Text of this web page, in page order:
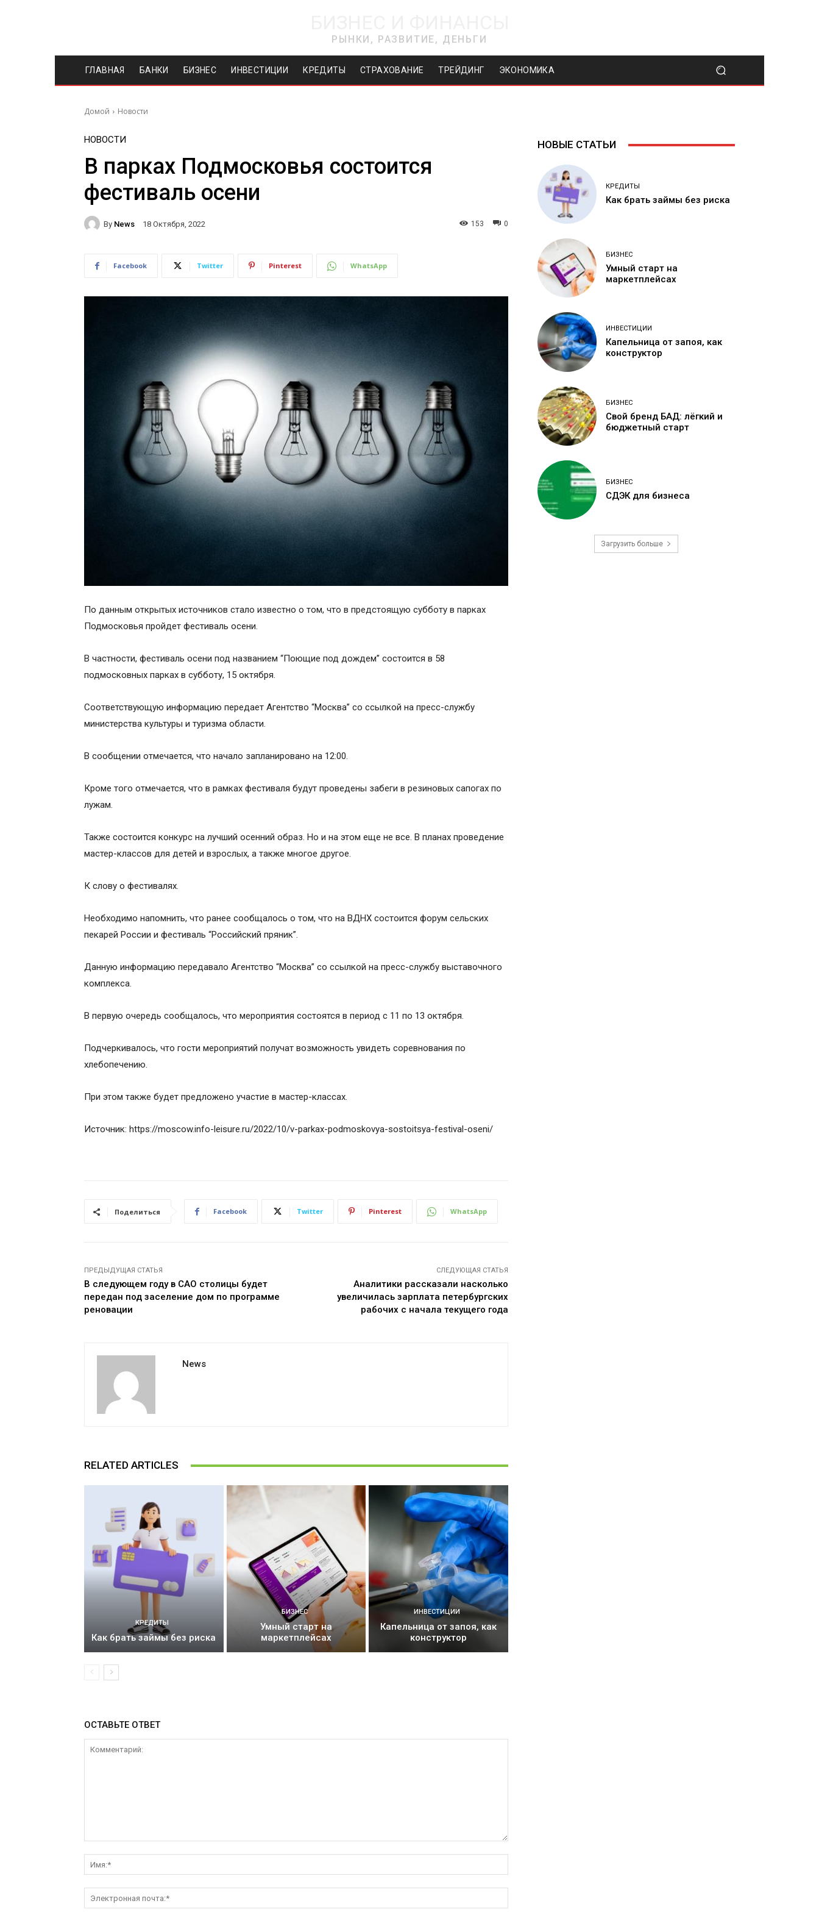
РЫНКИ, РАЗВИТИЕ, ДЕНЬГИ
ГЛАВНАЯ БАНКИ БИЗНЕС ИНВЕСТИЦИИ КРЕДИТЫ СТРАХОВАНИЕ ТРЕЙДИНГ ЭКОНОМИКА
Домой Новости
НОВОСТИ
В парках Подмосковья состоится
фестиваль осени
By News 18 Октября, 2022 0
153
Facebook Twitter Pinterest WhatsApp
По данным открытых источников стало известно о том, что в предстоящую субботу в парках
Подмосковья пройдет фестиваль осени.
В частности, фестиваль осени под названием “Поющие под дождем” состоится в 58
подмосковных парках в субботу, 15 октября.
Соответствующую информацию передает Агентство “Москва” со ссылкой на пресс-службу
министерства культуры и туризма области.
В сообщении отмечается, что начало запланировано на 12:00.
Кроме того отмечается, что в рамках фестиваля будут проведены забеги в резиновых сапогах по
лужам.
Также состоится конкурс на лучший осенний образ. Но и на этом еще не все. В планах проведение
мастер-классов для детей и взрослых, а также многое другое.
К слову о фестивалях.
Необходимо напомнить, что ранее сообщалось о том, что на ВДНХ состоится форум сельских
пекарей России и фестиваль “Российский пряник”.
Данную информацию передавало Агентство “Москва” со ссылкой на пресс-службу выставочного
комплекса.
В первую очередь сообщалось, что мероприятия состоятся в период с 11 по 13 октября.
Подчеркивалось, что гости мероприятий получат возможность увидеть соревнования по
хлебопечению.
При этом также будет предложено участие в мастер-классах.
Источник: https://moscow.info-leisure.ru/2022/10/v-parkax-podmoskovya-sostoitsya-festival-oseni/
Поделиться Facebook Twitter Pinterest WhatsApp
ПРЕДЫДУЩАЯ СТАТЬЯ
В следующем году в САО столицы будет
передан под заселение дом по программе
реновации
СЛЕДУЮЩАЯ СТАТЬЯ
Аналитики рассказали насколько
увеличилась зарплата петербургских
рабочих с начала текущего года
News
RELATED ARTICLES
КРЕДИТЫ
Как брать займы без риска
БИЗНЕС
Умный старт на
маркетплейсах
ИНВЕСТИЦИИ
Капельница от запоя, как
конструктор
ОСТАВЬТЕ ОТВЕТ
почта:*
НОВЫЕ СТАТЬИ
КРЕДИТЫ
Как брать займы без риска
БИЗНЕС
Умный старт на
маркетплейсах
ИНВЕСТИЦИИ
Капельница от запоя, как
конструктор
БИЗНЕС
Свой бренд БАД: лёгкий и
бюджетный старт
БИЗНЕС
СДЭК для бизнеса
Загрузить больше